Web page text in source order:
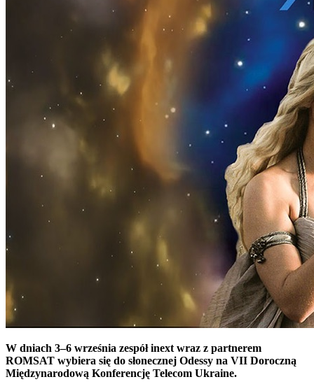
W dniach 3–6 września zespół inext wraz z partnerem
ROMSAT wybiera się do słonecznej Odessy na VII Doroczną
Międzynarodową Konferencję Telecom Ukraine.